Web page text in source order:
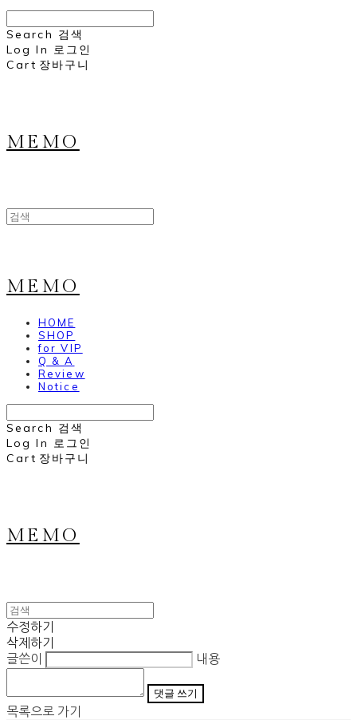
Search 검색
Log In 로그인
Cart 장바구니
MEMO
MEMO
HOME
SHOP
for VIP
Q & A
Review
Notice
Search 검색
Log In 로그인
Cart 장바구니
MEMO
수정하기
삭제하기
글쓴이
내용
댓글 쓰기
목록으로 가기